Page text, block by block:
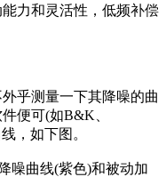
力和灵活性，低频补偿
乎测量一下其降噪的曲
便可(如B&K、
，如下图。
噪曲线(紫色)和被动加